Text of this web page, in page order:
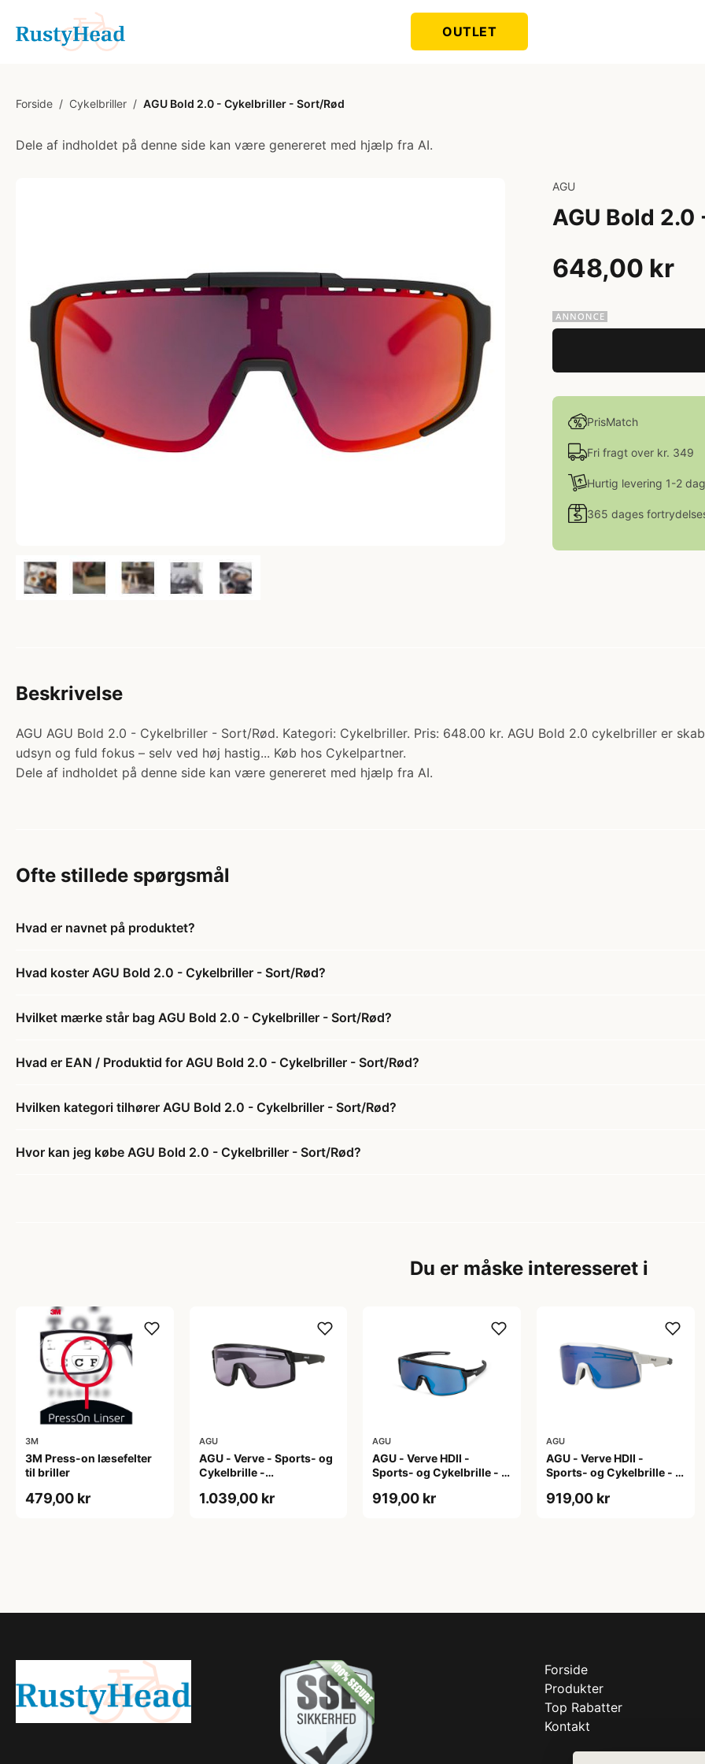
OUTLET
Forside / Cykelbriller / AGU Bold 2.0 - Cykelbriller - Sort/Rød
Dele af indholdet på denne side kan være genereret med hjælp fra AI.
AGU
AGU Bold
648,00 kr
PrisMatch
Fri fragt over kr. 349
Hurtig levering 1-2
365 dages
Beskrivelse
AGU AGU Bold 2.0 - Cykelbriller - Sort/Rød. Kategori: Cykelbriller. Pris: 648.00 kr. AGU Bold 2.0 cykelbriller er
udsyn og fuld fokus – selv ved høj hastig... Køb hos Cykelpartner.
Dele af indholdet på denne side kan være genereret med hjælp fra AI.
Ofte stillede spørgsmål
Hvad er navnet på produktet?
Hvad koster AGU Bold 2.0 - Cykelbriller - Sort/Rød?
Hvilket mærke står bag AGU Bold 2.0 - Cykelbriller - Sort/Rød?
Hvad er EAN / Produktid for AGU Bold 2.0 - Cykelbriller - Sort/Rød?
Hvilken kategori tilhører AGU Bold 2.0 - Cykelbriller - Sort/Rød?
Hvor kan jeg købe AGU Bold 2.0 - Cykelbriller - Sort/Rød?
Du er måske interesseret i
3M
3M Press-on læsefelter
til briller
479,00 kr
AGU
AGU - Verve - Sports- og
Cykelbrille -
Sort
1.039,00 kr
AGU
AGU - Verve HDII -
Sports- og Cykelbrille - 3
919,00 kr
AGU
AGU - Verve HDII -
Sports- og Cykelbrille - 3
919,00 kr
Forside
Produkter
Top Rabatter
Kontakt